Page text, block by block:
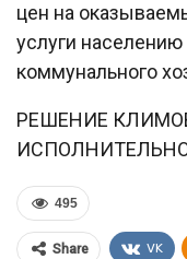
цен на
услуги
коммунального
РЕШЕНИЕ
495
Share VK